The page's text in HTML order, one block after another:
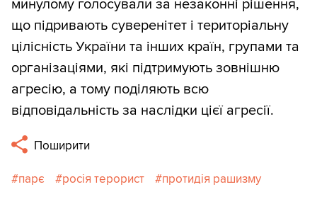
минулому голосували за незаконні рішення,
що підривають суверенітет і територіальну
цілісність України та інших країн, групами та
організаціями, які підтримують зовнішню
агресію, а тому поділяють всю
відповідальність за наслідки цієї агресії.
Поширити
парє росія терорист протидія рашизму